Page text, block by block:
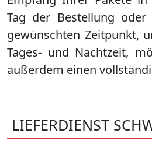
Tag der Bestellung
gewünschten Zeitpunkt,
Tages- und Nachtzeit,
außerdem einen
LIEFERDIENST